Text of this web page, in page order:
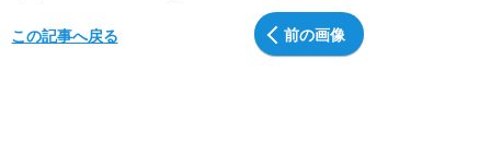
前の画像
この記事へ戻る